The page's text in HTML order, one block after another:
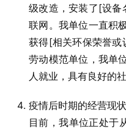
级改造，安装了[设备
联网。我单位一直积
获得[相关环保荣誉或
劳动模范单位，我单
人就业，具有良好的社
疫情后时期的经营现
目前，我单位正处于